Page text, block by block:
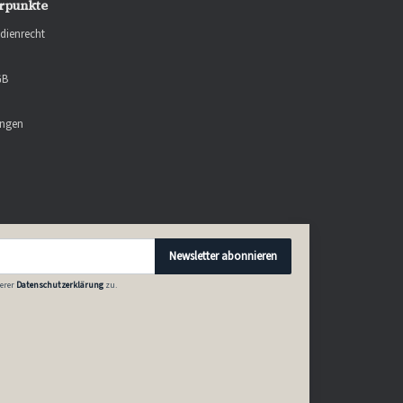
Newsletter abonnieren
Datenschutzerklärung zu.